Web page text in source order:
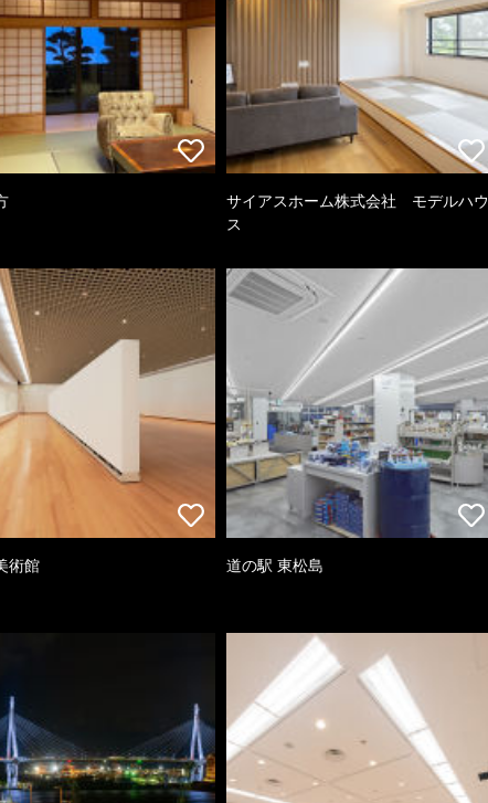
サイアスホーム株式会社 モデルハウ
ス
術館 道の駅 東松島